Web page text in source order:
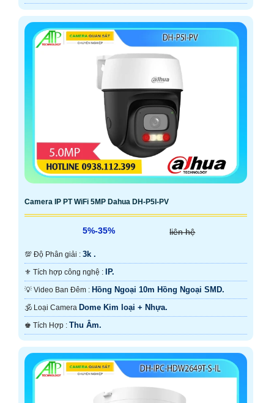
Camera IP PT WiFi 5MP Dahua DH-P5I-PV
5%-35% liên hệ
💯 Độ Phân giải : 3k .
⚜️ Tích hợp công nghệ : IP.
💡 Video Ban Đêm : Hồng Ngoại 10m Hồng Ngoại SMD.
🕉️ Loại Camera Dome Kim loại + Nhựa.
️♚ Tích Hợp : Thu Âm.